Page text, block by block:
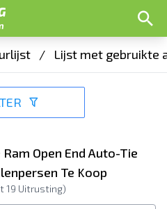
/ Lijst met gebruikte
Open End Auto-Tie
Te Koop
19 Uitrusting)